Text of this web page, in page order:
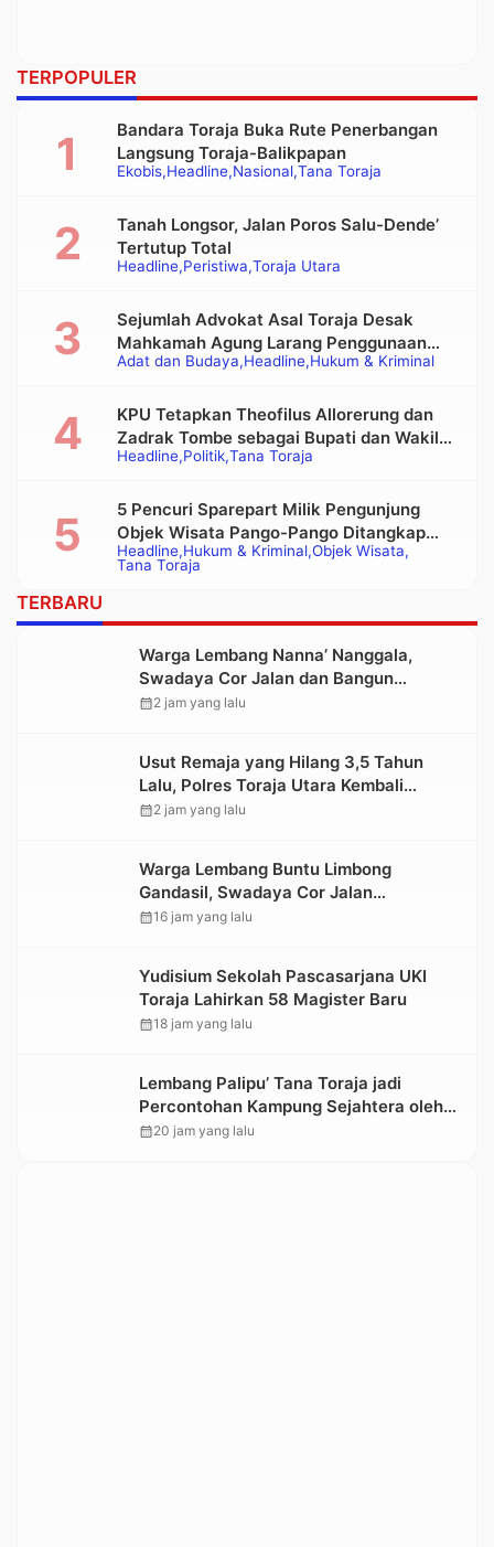
TERPOPULER
Ekobis Headline Nasional Tana Toraja
Bandara Toraja Buka Rute Penerbangan
Langsung Toraja-Balikpapan
Headline Peristiwa Toraja Utara
Tanah Longsor, Jalan Poros Salu-Dende’
Tertutup Total
Adat dan Budaya Headline Hukum & Kriminal
Sejumlah Advokat Asal Toraja Desak
Mahkamah Agung Larang Penggunaan
Alat Berat pada Eksekusi Rumah Adat
Headline Politik Tana Toraja
KPU Tetapkan Theofilus Allorerung dan
Zadrak Tombe sebagai Bupati dan Wakil
Bupati Tana Toraja Terpilih
Headline Hukum & Kriminal Objek Wisata
Tana Toraja
5 Pencuri Sparepart Milik Pengunjung
Objek Wisata Pango-Pango Ditangkap
Polisi
TERBARU
Warga Lembang Nanna’ Nanggala,
Swadaya Cor Jalan dan Bangun
Jembatan
calendar_month2 jam yang lalu
Usut Remaja yang Hilang 3,5 Tahun
Lalu, Polres Toraja Utara Kembali
Datangi TKP
calendar_month2 jam yang lalu
Warga Lembang Buntu Limbong
Gandasil, Swadaya Cor Jalan
Sepanjang 500 Meter
calendar_month16 jam yang lalu
Yudisium Sekolah Pascasarjana UKI
Toraja Lahirkan 58 Magister Baru
calendar_month18 jam yang lalu
Lembang Palipu’ Tana Toraja jadi
Percontohan Kampung Sejahtera oleh
Kemensos
calendar_month20 jam yang lalu